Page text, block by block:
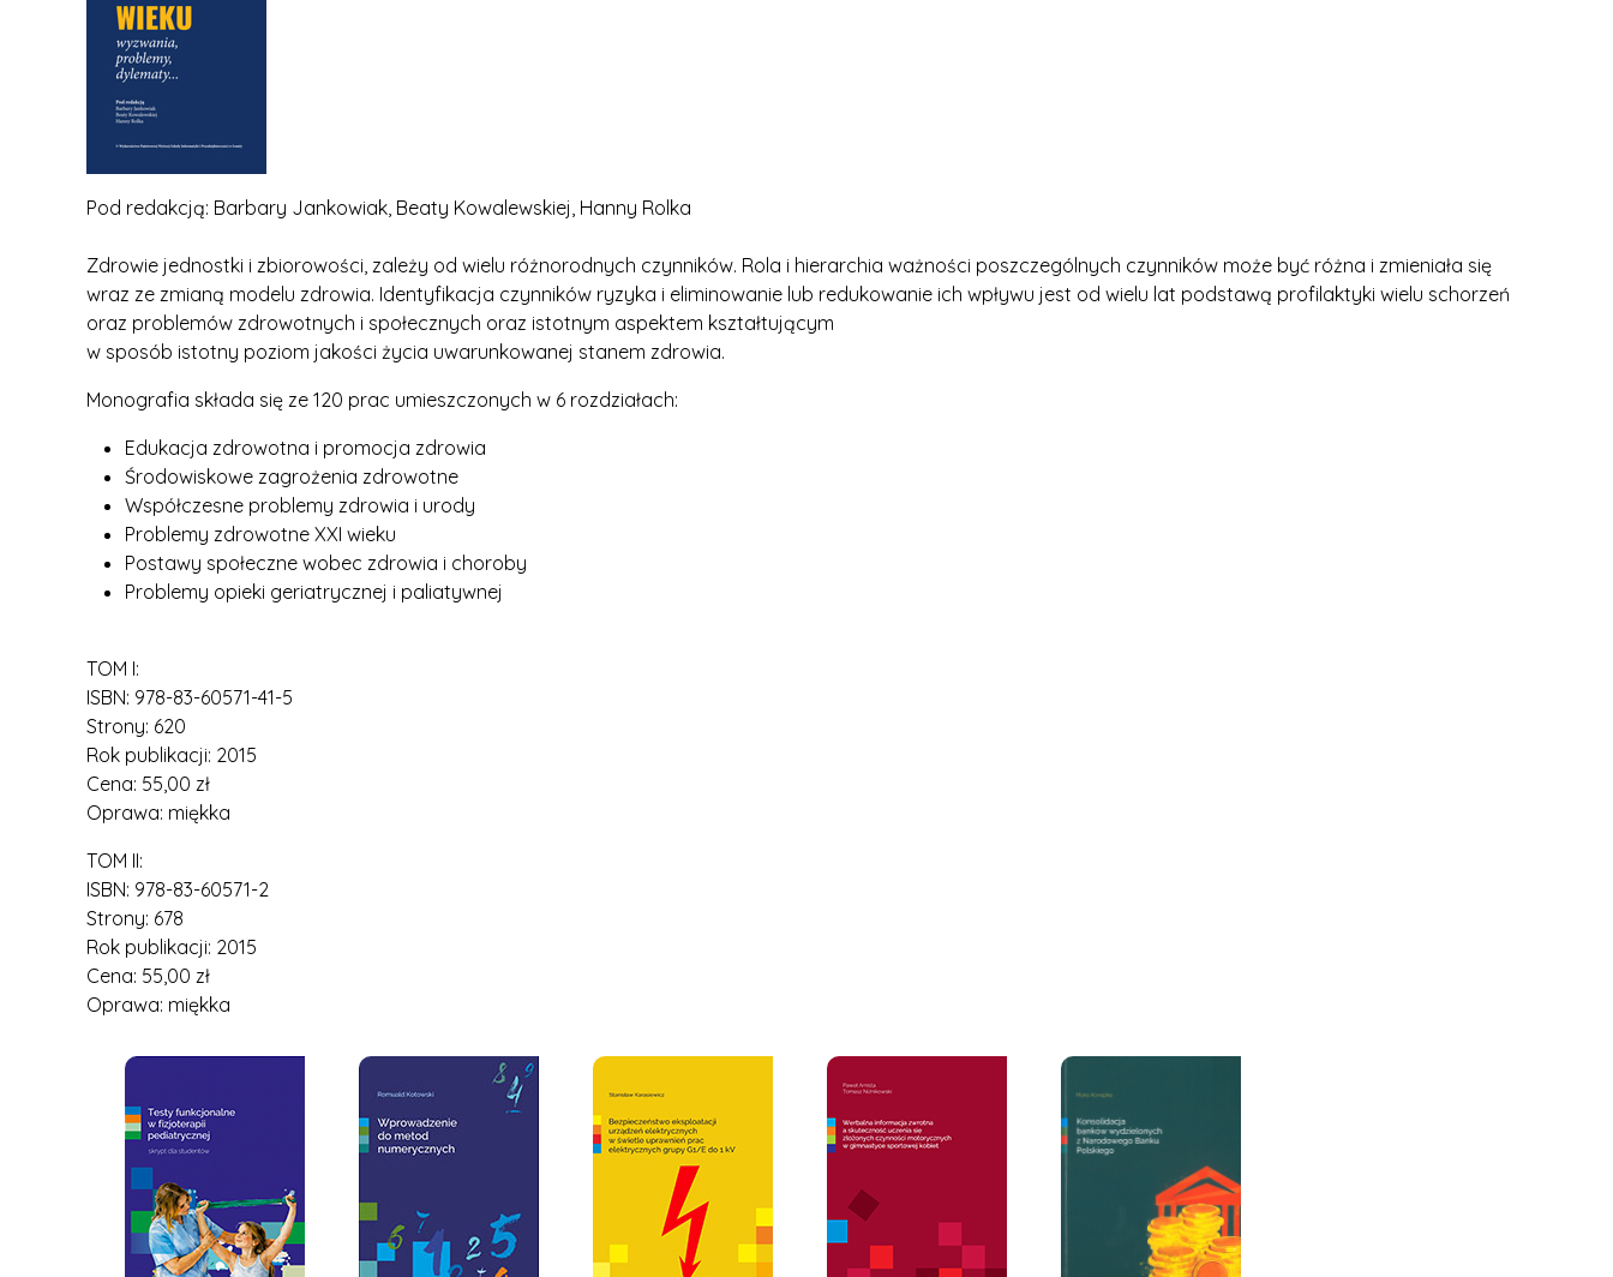
Pod redakcją: Barbary Jankowiak, Beaty Kowalewskiej, Hanny Rolka
Zdrowie jednostki i zbiorowości, zależy od wielu różnorodnych czynników. Rola i hierarchia ważności poszczególnych czynników może być różna i zmieniała się
wraz ze zmianą modelu zdrowia. Identyfikacja czynników ryzyka i eliminowanie lub redukowanie ich wpływu jest od wielu lat podstawą profilaktyki wielu schorzeń
oraz problemów zdrowotnych i społecznych oraz istotnym aspektem kształtującym
w sposób istotny poziom jakości życia uwarunkowanej stanem zdrowia.
Monografia składa się ze 120 prac umieszczonych w 6 rozdziałach:
Edukacja zdrowotna i promocja zdrowia
Środowiskowe zagrożenia zdrowotne
Współczesne problemy zdrowia i urody
Problemy zdrowotne XXI wieku
Postawy społeczne wobec zdrowia i choroby
Problemy opieki geriatrycznej i paliatywnej
TOM I:
ISBN: 978-83-60571-41-5
Strony: 620
Rok publikacji: 2015
Cena: 55,00 zł
Oprawa: miękka
TOM II:
ISBN: 978-83-60571-2
Strony: 678
Rok publikacji: 2015
Cena: 55,00 zł
Oprawa: miękka